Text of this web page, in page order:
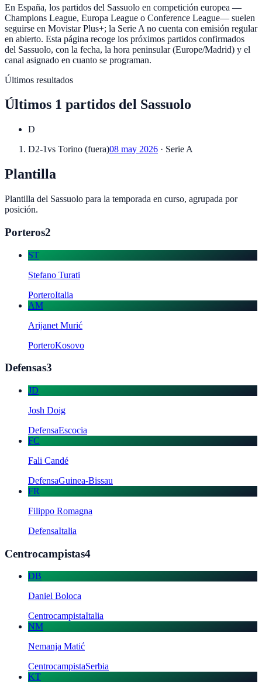
En España, los partidos del Sassuolo en competición europea —
Champions League, Europa League o Conference League— suelen
seguirse en Movistar Plus+; la Serie A no cuenta con emisión regular
en abierto. Esta página recoge los próximos partidos confirmados
del Sassuolo, con la fecha, la hora peninsular (Europe/Madrid) y el
canal asignado en cuanto se programan.
Últimos resultados
Últimos 1 partidos del Sassuolo
D
D2-1vs Torino (fuera)08 may 2026 · Serie A
Plantilla
Plantilla del Sassuolo para la temporada en curso, agrupada por
posición.
Porteros2
ST
Stefano Turati
PorteroItalia
AM
Arijanet Murić
PorteroKosovo
Defensas3
JD
Josh Doig
DefensaEscocia
FC
Fali Candé
DefensaGuinea-Bissau
FR
Filippo Romagna
DefensaItalia
Centrocampistas4
DB
Daniel Boloca
CentrocampistaItalia
NM
Nemanja Matić
CentrocampistaSerbia
KT